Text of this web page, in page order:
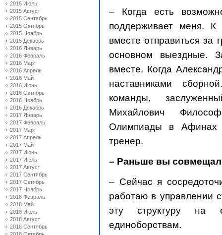
2015 Июль
2015 Август
2015 Сентябрь
2015 Октябрь
2015 Ноябрь
2015 Декабрь
2016 Январь
2016 Февраль
2016 Март
2016 Апрель
2016 Май
2016 Июнь
2016 Октябрь
2016 Ноябрь
2016 Декабрь
2017 Январь
2017 Февраль
2017 Март
2017 Апрель
2017 Май
2017 Июнь
2017 Июль
2017 Август
2017 Сентябрь
2017 Октябрь
2017 Ноябрь
2018 Февраль
2018 Май
2018 Июль
2018 Август
2018 Сентябрь
– Когда есть
поддерживает меня. К
вместе отправиться за
основном выездные.
вместе. Когда
наставниками
команды,
Михайлович
Олимпиады в Афинах
тренер.
– Раньше вы
– Сейчас я
работаю в управлении
эту структуру на
единоборствам.